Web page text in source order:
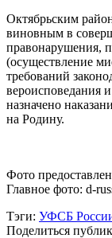
Октябрьским
виновным в
правонарушения,
(осуществление
требований
вероисповедания
назначено
на Родину.
Фото
Главное фото: d-
Тэги: УФСБ
Поделиться